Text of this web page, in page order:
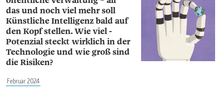
das und noch viel mehr soll
Künstliche Intelligenz bald auf
den Kopf stellen. Wie viel ­
Potenzial steckt wirklich in der
Technologie und wie groß sind
die Risiken?
Februar 2024